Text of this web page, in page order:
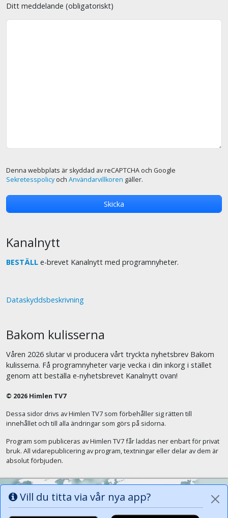
Ditt meddelande (obligatoriskt)
Denna webbplats är skyddad av reCAPTCHA och Google
Sekretesspolicyoch Användarvillkoren gäller.
Kanalnytt
BESTÄLL e-brevet Kanalnytt med programnyheter.
Dataskyddsbeskrivning
Bakom kulisserna
Våren 2026 slutar vi producera vårt tryckta nyhetsbrev Bakom
kulisserna. Få programnyheter varje vecka i din inkorg i stället
genom att beställa e-nyhetsbrevet Kanalnytt ovan!
Vill du titta via vår nya app?
© 2026 Himlen TV7
Dessa sidor drivs av Himlen TV7 som förbehåller sig rätten till
innehållet och till alla ändringar som görs på sidorna.
Program som publiceras av Himlen TV7 får laddas ner enbart för privat
bruk. All vidarepublicering av program, textningar eller delar av dem är
absolut förbjuden.
Alla tungor ska bekänna att Jesus Kristus